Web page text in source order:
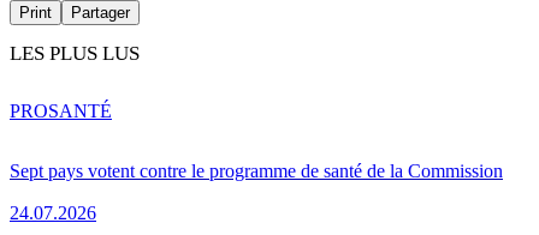
Print Partager
LES PLUS LUS
Sept pays votent contre le programme de santé de la Commission
24.07.2026
PROSANTÉ